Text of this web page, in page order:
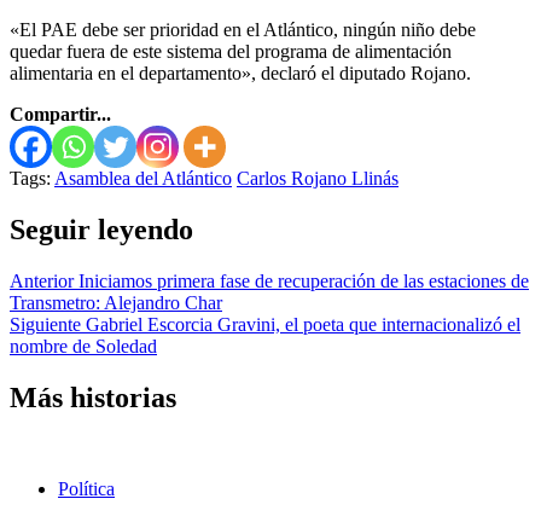
«El PAE debe ser prioridad en el Atlántico, ningún niño debe
quedar fuera de este sistema del programa de alimentación
alimentaria en el departamento», declaró el diputado Rojano.
Compartir...
Tags: Asamblea del Atlántico Carlos Rojano Llinás
Seguir leyendo
AnteriorIniciamos primera fase de recuperación de las estaciones de
Transmetro: Alejandro Char
Siguiente Gabriel Escorcia Gravini, el poeta que internacionalizó el
nombre de Soledad
Más historias
Política